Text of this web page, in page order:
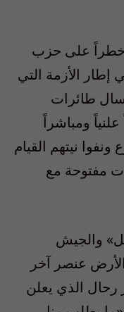
خطراً على حزب
الأزمة التي
طائرات
ومباشراً
نيتهم القيام
مفتوحة مع
والجيش
الأرض عنصر آخر
الذي يعلن